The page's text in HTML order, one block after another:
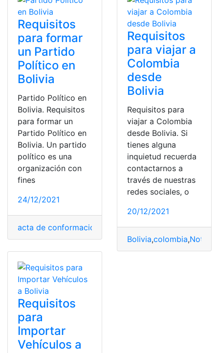
Requisitos
para formar
un Partido
Político en
Bolivia
Partido Político en
Bolivia. Requisitos
para formar un
Partido Político en
Bolivia. Un partido
político es una
organización con
fines
24/12/2021
acta de conformación BOLIVAR,Bolivia,Formación,
Requisitos
para viajar a
Colombia
desde
Bolivia
Requisitos para
viajar a Colombia
desde Bolivia. Si
tienes alguna
inquietud recuerda
contactarnos a
través de nuestras
redes sociales, o
20/12/2021
Bolivia,colombia,
Requisitos
para
Importar
Vehículos a